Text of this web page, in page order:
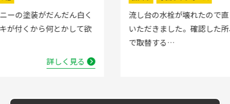
流し台の水栓が壊れたので直してほしいと弊社にお電話
いただきました。確認した所、水栓の吐水が落ちたよう